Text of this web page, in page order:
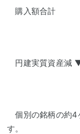
購入額合計
円建実質資産減
個別の銘柄の約4
す。